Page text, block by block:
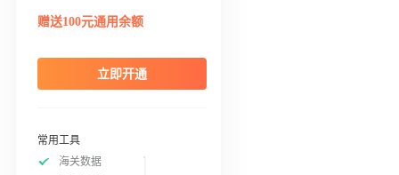
赠送100元通用余额
立即开通
常用工具
海关数据